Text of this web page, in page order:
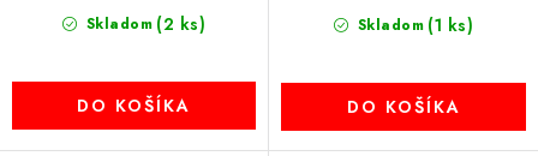
Skladom (2 ks)
DO KOŠÍKA
Skladom (1 ks)
DO KOŠÍKA